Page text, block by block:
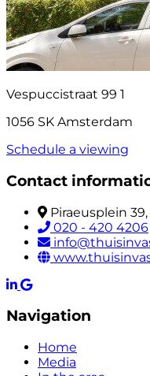
Vespuccistraat 99 1
1056 SK Amsterdam
Schedule a viewing
Contact
Piraeusplein
020 - 420 4206
Navigation
Home
Media